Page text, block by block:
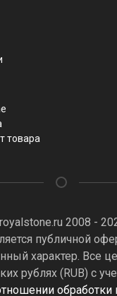
товара
2008 -
публичной
характер. Все
рублях (RUB) с
обработки